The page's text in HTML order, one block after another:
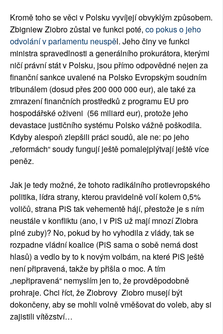
Kromě toho se věci v Polsku vyvíjejí obvyklým způsobem.
Zbigniew Ziobro zůstal ve funkci poté, co pokus o jeho
odvolání v parlamentu neuspěl. Jeho činy ve funkci
ministra spravedlnosti a generálního prokurátora, kterými
ničí právní stát v Polsku, jsou přímo odpovědné nejen za
finanční sankce uvalené na Polsko Evropským soudním
tribunálem (dosud přes 200 000 000 eur), ale také za
zmrazení finančních prostředků z programu EU pro
hospodářské oživeni (56 miliard eur), protože jeho
devastace justičního systému Polsko vážně poškodila.
Kdyby alespoň zlepšili práci soudů, ale ne: po jeho
„reformách“ soudy fungují ještě pomalejplýtvají ještě více
peněz.
Jak je tedy možné, že tohoto radikálního protievropského
politika, lídra strany, kterou pravidelně volí kolem 0,5%
voličů, strana PiS tak vehementě hájí, přestože je s ním
neustále v konfliktu (ano, i v PiS už mají mnozí Ziobra
plné zuby)? No, pokud by ho vyhodila z vlády, tak se
rozpadne vládní koalice (PiS sama o sobě nemá dost
hlasů) a vedlo by to k novým volbám, na které PiS ještě
není připravená, takže by přišla o moc. A tím
„nepřipravená“ nemyslím jen to, že provděpodobně
prohraje. Chci říct, že Ziobrovy Ziobro musejí být
dokončeny, aby se mohli volně vměšovat do voleb, aby si
zajistili vítězství…